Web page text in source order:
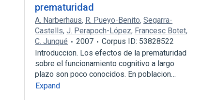
prematuridad
A. Narberhaus, R. Pueyo-Benito, Segarra-
Castells, J. Perapoch-López, Francesc Botet,
C. Junqué
2007
Corpus ID: 53828522
Introduccion. Los efectos de la prematuridad
sobre el funcionamiento cognitivo a largo
plazo son poco conocidos. En poblacion…
Expand